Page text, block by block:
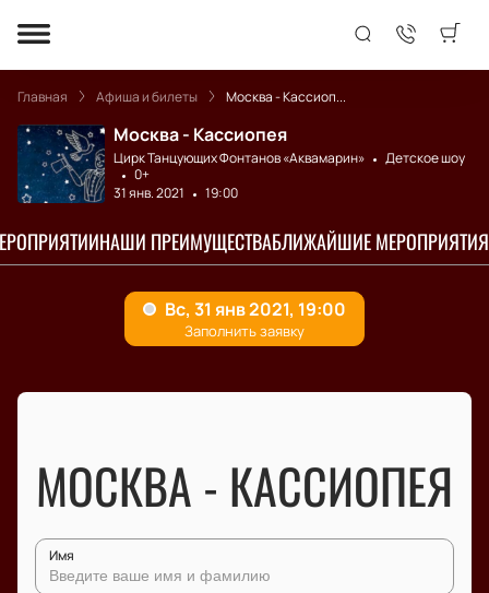
Главная Афиша и билеты Москва - Кассиоп...
Москва - Кассиопея
Цирк Танцующих Фонтанов «Аквамарин»
Детское шоу
0+
31 янв. 2021
19:00
НАШИ ПРЕИМУЩЕСТВАБЛИЖАЙШИЕ МЕРОПРИЯТИЯ
МОСКВА - КАССИОПЕЯ
Имя